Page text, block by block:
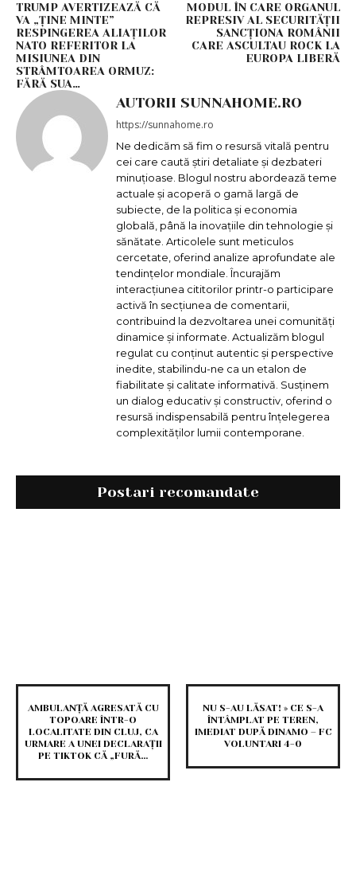
TRUMP AVERTIZEAZĂ CĂ
VA „ȚINE MINTE”
RESPINGEREA ALIAȚILOR
NATO REFERITOR LA
MISIUNEA DIN
STRÂMTOAREA ORMUZ:
FĂRĂ SUA…
MODUL ÎN CARE ORGANUL
REPRESIV AL SECURITĂȚII
SANCȚIONA ROMÂNII
CARE ASCULTAU ROCK LA
EUROPA LIBERĂ
AUTORII SUNNAHOME.RO
https://sunnahome.ro
Ne dedicăm să fim o resursă vitală pentru
cei care caută știri detaliate și dezbateri
minuțioase. Blogul nostru abordează teme
actuale și acoperă o gamă largă de
subiecte, de la politica și economia
globală, până la inovațiile din tehnologie și
sănătate. Articolele sunt meticulos
cercetate, oferind analize aprofundate ale
tendințelor mondiale. Încurajăm
interacțiunea cititorilor printr-o participare
activă în secțiunea de comentarii,
contribuind la dezvoltarea unei comunități
dinamice și informate. Actualizăm blogul
regulat cu conținut autentic și perspective
inedite, stabilindu-ne ca un etalon de
fiabilitate și calitate informativă. Susținem
un dialog educativ și constructiv, oferind o
resursă indispensabilă pentru înțelegerea
complexităților lumii contemporane.
Postari recomandate
AMBULANȚĂ AGRESATĂ CU
TOPOARE ÎNTR-O
LOCALITATE DIN CLUJ, CA
URMARE A UNEI DECLARAȚII
PE TIKTOK CĂ „FURĂ…
NU S-AU LĂSAT! » CE S-A
ÎNTÂMPLAT PE TEREN,
IMEDIAT DUPĂ DINAMO – FC
VOLUNTARI 4-0